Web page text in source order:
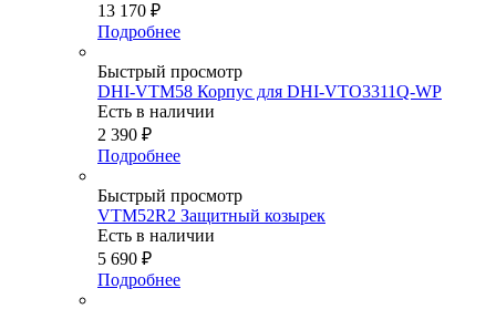
13 170 ₽
Подробнее
Быстрый просмотр
DHI-VTM58 Корпус для DHI-VTO3311Q-WP
Есть в наличии
2 390 ₽
Подробнее
Быстрый просмотр
VTM52R2 Защитный козырек
Есть в наличии
5 690 ₽
Подробнее